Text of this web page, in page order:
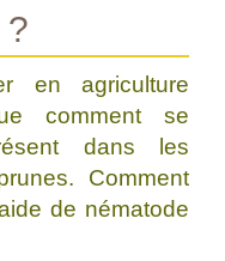
?
en agriculture
comment se
dans les
Comment
de nématode